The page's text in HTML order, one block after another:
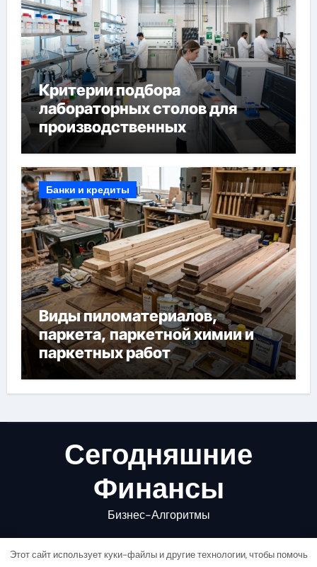
Критерии подбора
лабораторных столов для
производственных
лабораторий
Банки и кредиты
Виды пиломатериалов,
паркета, паркетной химии и
паркетных работ
Сегодняшние
Финансы
Бизнес-Алгоритмы
Этот сайт использует куки-файлы и другие технологии, чтобы помочь